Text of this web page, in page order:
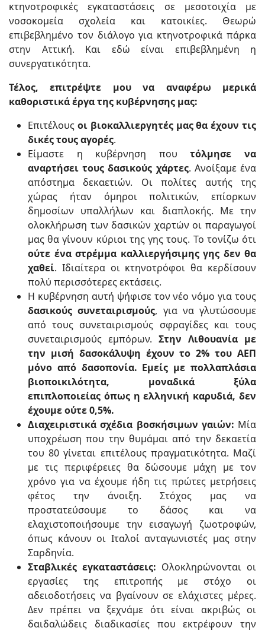
κτηνοτροφικές εγκαταστάσεις σε μεσοτοιχία με
νοσοκομεία σχολεία και κατοικίες. Θεωρώ
επιβεβλημένο τον διάλογο για κτηνοτροφικά πάρκα
στην Αττική. Και εδώ είναι επιβεβλημένη η
συνεργατικότητα.
Τέλος, επιτρέψτε μου να αναφέρω μερικά
καθοριστικά έργα της κυβέρνησης μας:
Επιτέλους οι βιοκαλλιεργητές μας θα έχουν τις
δικές τους αγορές.
Είμαστε η κυβέρνηση πουτόλμησε να
αναρτήσει τους δασικούς χάρτες. Ανοίξαμε ένα
απόστημα δεκαετιών. Οι πολίτες αυτής της
χώρας ήταν όμηροι πολιτικών, επίορκων
δημοσίων υπαλλήλων και διαπλοκής. Με την
ολοκλήρωση των δασικών χαρτών οι παραγωγοί
μας θα γίνουν κύριοι της γης τους. Το τονίζω ότι
ούτε ένα στρέμμα καλλιεργήσιμης γης δεν θα
χαθεί. Ιδιαίτερα οι κτηνοτρόφοι θα κερδίσουν
πολύ περισσότερες εκτάσεις.
Η κυβέρνηση αυτή ψήφισε τον νέο νόμο για τους
δασικούς συνεταιρισμούς, για να γλυτώσουμε
από τους συνεταιρισμούς σφραγίδες και τους
συνεταιρισμούς εμπόρων. Στην Λιθουανία με
την μισή δασοκάλυψη έχουν το 2% του ΑΕΠ
μόνο από δασοπονία. Εμείς με πολλαπλάσια
βιοποικιλότητα, μοναδικά ξύλα
επιπλοποιείας όπως η ελληνική καρυδιά, δεν
έχουμε ούτε 0,5%.
Διαχειριστικά σχέδια βοσκήσιμων γαιών: Μία
υποχρέωση που την θυμάμαι από την δεκαετία
του 80 γίνεται επιτέλους πραγματικότητα. Μαζί
με τις περιφέρειες θα δώσουμε μάχη με τον
χρόνο για να έχουμε ήδη τις πρώτες μετρήσεις
φέτος την άνοιξη. Στόχος μας να
προστατεύσουμε το δάσος και να
ελαχιστοποιήσουμε την εισαγωγή ζωοτροφών,
όπως κάνουν οι Ιταλοί ανταγωνιστές μας στην
Σαρδηνία.
Σταβλικές εγκαταστάσεις: Ολοκληρώνονται οι
εργασίες της επιτροπής με στόχο οι
αδειοδοτήσεις να βγαίνουν σε ελάχιστες μέρες.
Δεν πρέπει να ξεχνάμε ότι είναι ακριβώς οι
δαιδαλώδεις διαδικασίες που εκτρέφουν την